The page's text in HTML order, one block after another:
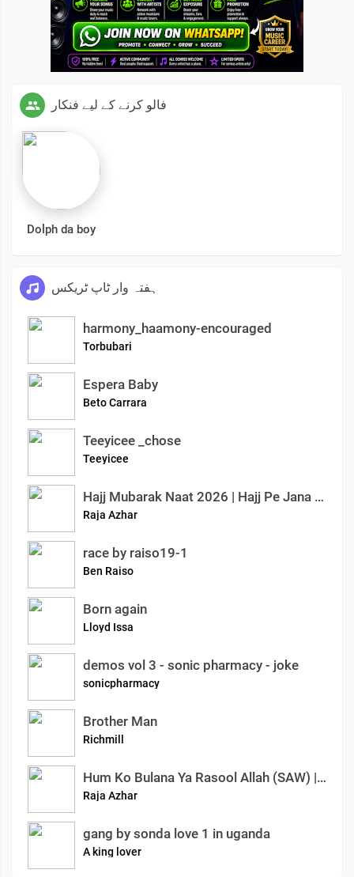
فالو کرنے کے لیے فنکار
Dolph da boy
ہفتہ وار ٹاپ ٹریکس
harmony_haamony-encouraged
Torbubari
Espera Baby
Beto Carrara
Teeyicee _chose
Teeyicee
Hajj Mubarak Naat 2026 | Hajj Pe Jana Mubarak | Emotional Islamic Kalam | Azhar Raja Official
Raja Azhar
race by raiso19-1
Ben Raiso
Born again
Lloyd Issa
demos vol 3 - sonic pharmacy - joke
sonicpharmacy
Brother Man
Richmill
Hum Ko Bulana Ya Rasool Allah (SAW) | Slowed And Reverb Naats | Azhar Raja Official
Raja Azhar
gang by sonda love 1 in uganda
A king lover